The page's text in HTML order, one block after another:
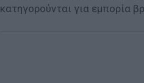
κατηγορούνται για εμπορία